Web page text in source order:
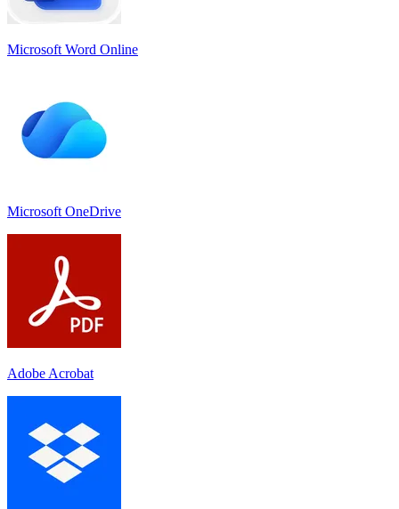
Microsoft Word Online
Microsoft OneDrive
Adobe Acrobat